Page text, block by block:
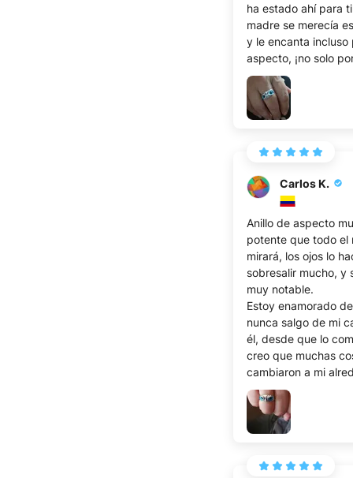
ha estado ahí para
madre se merecía
y le encanta incluso
aspecto, ¡no solo
significado!
Carlos K.
Anillo de aspecto
potente que todo el
mirará, los ojos lo
sobresalir mucho, y
muy notable.
Estoy enamorado
nunca salgo de mi
él, desde que lo
creo que muchas
cambiaron a mi
el anillo me protegió
gente de mala
Gracias y
anillo a todo el